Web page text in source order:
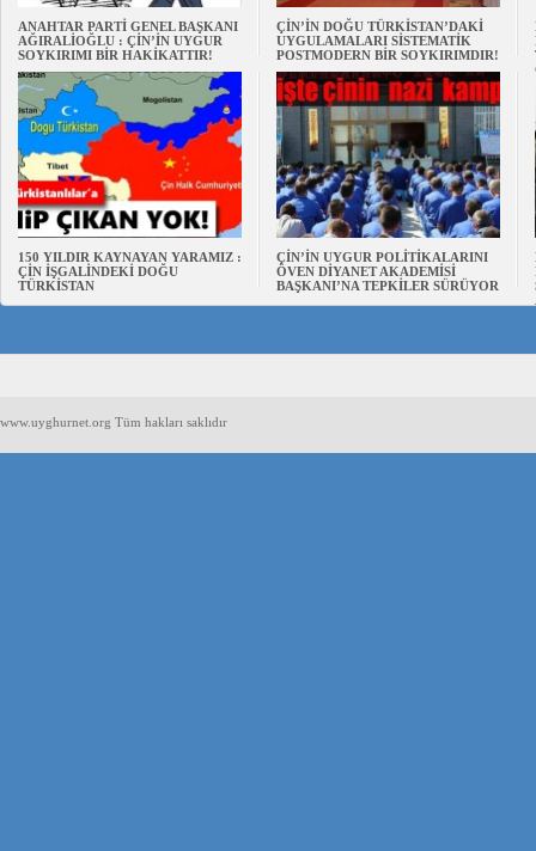
ANAHTAR PARTİ GENEL BAŞKANI
AĞIRALİOĞLU : ÇİN’İN UYGUR
SOYKIRIMI BİR HAKİKATTIR!
ÇİN’İN DOĞU TÜRKİSTAN’DAKİ
UYGULAMALARI SİSTEMATİK
POSTMODERN BİR SOYKIRIMDIR!
150 YILDIR KAYNAYAN YARAMIZ :
ÇİN İŞGALİNDEKİ DOĞU
TÜRKİSTAN
ÇİN’İN UYGUR POLİTİKALARINI
ÖVEN DİYANET AKADEMİSİ
BAŞKANI’NA TEPKİLER SÜRÜYOR
www.uyghurnet.org Tüm hakları saklıdır